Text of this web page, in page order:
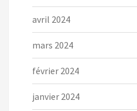
avril 2024
mars 2024
février 2024
janvier 2024